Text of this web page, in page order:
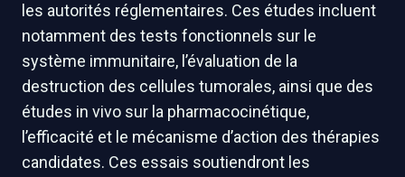
les autorités réglementaires. Ces études incluent
notamment des tests fonctionnels sur le
système immunitaire, l’évaluation de la
destruction des cellules tumorales, ainsi que des
études in vivo sur la pharmacocinétique,
l’efficacité et le mécanisme d’action des thérapies
candidates. Ces essais soutiendront les